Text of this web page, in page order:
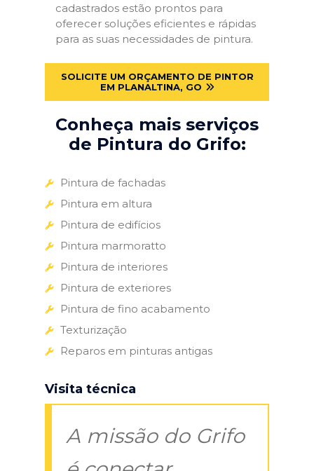
cadastrados estão prontos para
oferecer soluções eficientes e rápidas
para as suas necessidades de pintura.
SOLICITE UM ORÇAMENTO DE PINTOR
EM PLANALTINA, GO
Conheça mais serviços
de Pintura do Grifo:
Pintura de fachadas
Pintura em altura
Pintura de edifícios
Pintura marmoratto
Pintura de interiores
Pintura de exteriores
Pintura de fino acabamento
Texturização
Reparos em pinturas antigas
Visita técnica
A missão do Grifo